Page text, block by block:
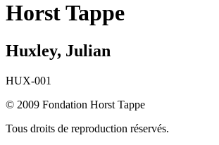
Horst Tappe
Huxley, Julian
HUX-001
© 2009 Fondation Horst Tappe
Tous droits de reproduction réservés.